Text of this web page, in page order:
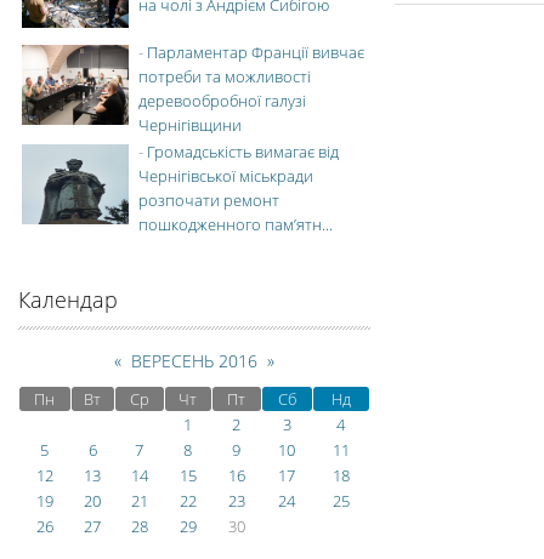
на чолі з Андрієм Сибігою
- Парламентар Франції вивчає
потреби та можливості
деревообробної галузі
Чернігівщини
- Громадськість вимагає від
Чернігівської міськради
розпочати ремонт
пошкодженного пам’ятн...
Календар
« ВЕРЕСЕНЬ 2016 »
Пн Вт Ср Чт Пт Сб
Нд
1
2 3
4
5
6 7 8 9 10
11
12
13 14 15 16 17
18
19
20 21 22 23 24
25
26
27 28 29 30